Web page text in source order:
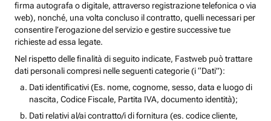
firma autografa o digitale, attraverso registrazione telefonica o via
web), nonché, una volta concluso il contratto, quelli necessari per
consentire l’erogazione del servizio e gestire successive tue
richieste ad essa legate.
Nel rispetto delle finalità di seguito indicate, Fastweb può trattare
dati personali compresi nelle seguenti categorie (i “Dati”):
Dati identificativi (Es. nome, cognome, sesso, data e luogo di
nascita, Codice Fiscale, Partita IVA, documento identità);
Dati relativi al/ai contratto/i di fornitura (es. codice cliente,